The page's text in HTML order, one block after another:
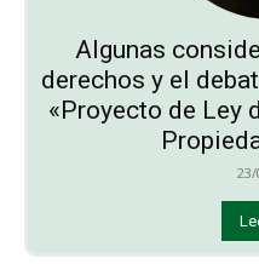
Algunas
derechos y el
«Proyecto de Ley
23/